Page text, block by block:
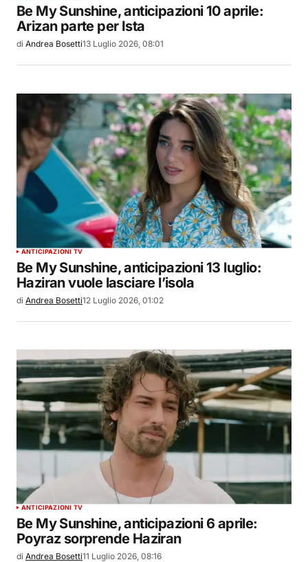
Be My Sunshine, anticipazioni 10 aprile:
Arizan parte per Ista
di Andrea Bosetti13 Luglio 2026, 08:01
ANTICIPAZIONI TV
Be My Sunshine, anticipazioni 13 luglio:
Haziran vuole lasciare l’isola
di Andrea Bosetti12 Luglio 2026, 01:02
ANTICIPAZIONI TV
Be My Sunshine, anticipazioni 6 aprile:
Poyraz sorprende Haziran
di Andrea Bosetti11 Luglio 2026, 08:16